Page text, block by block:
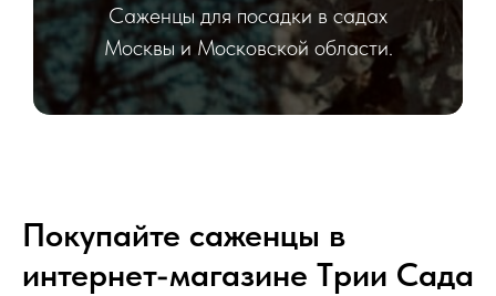
Саженцы для посадки в садах
Москвы и Московской области.
Покупайте саженцы в
интернет-магазине Tрии Сада